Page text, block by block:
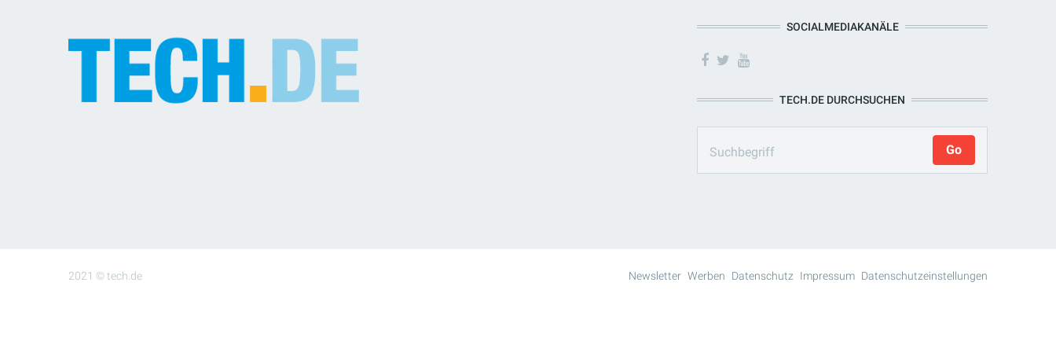
SOCIALMEDIAKANÄLE
TECH.DE DURCHSUCHEN
2021 © tech.de Newsletter Werben Datenschutz Impressum Datenschutzeinstellungen